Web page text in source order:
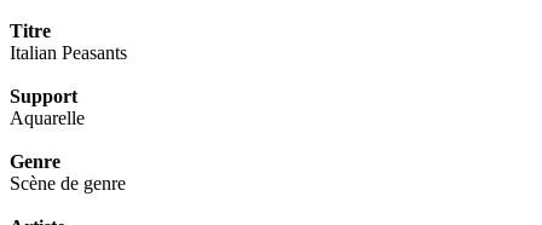
Titre
Italian Peasants
Support
Aquarelle
Genre
Scène de genre